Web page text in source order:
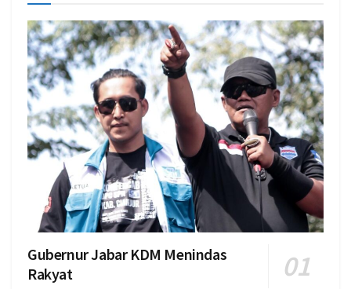
Gubernur Jabar KDM Menindas
Rakyat